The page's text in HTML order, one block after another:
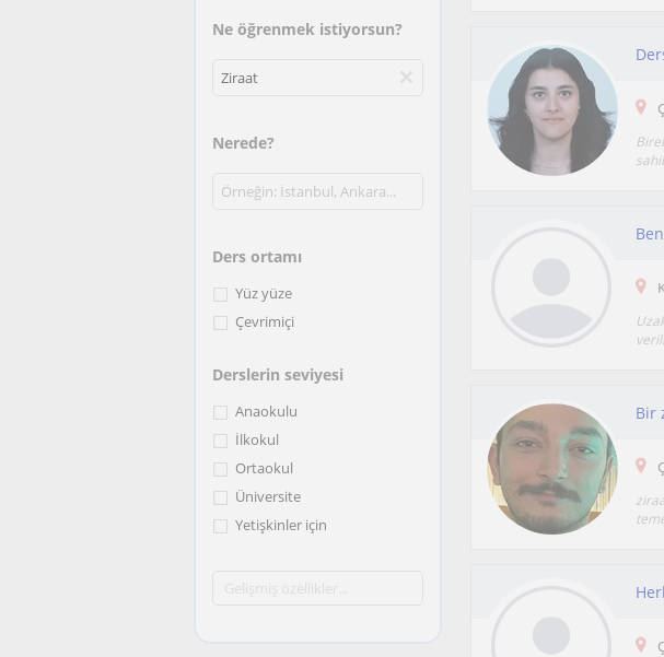
Ne öğrenmek istiyorsun?
Nerede?
Ders ortamı
Yüz yüze
Çevrimiçi
Derslerin seviyesi
Anaokulu
İlkokul
Ortaokul
Üniversite
Yetişkinler için
Bir